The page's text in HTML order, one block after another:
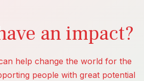
an impact?
help change the world for the
people with great potential